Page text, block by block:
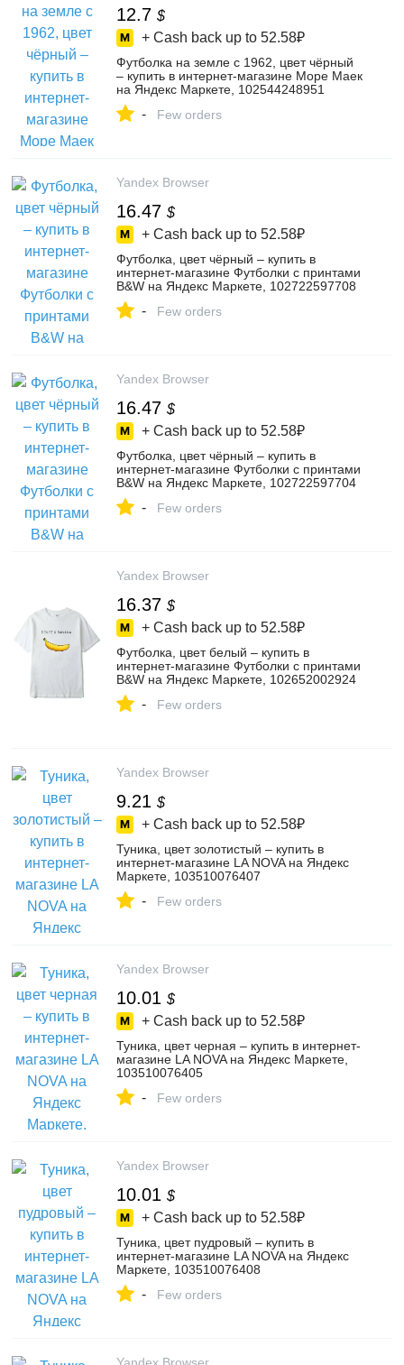
12.7 $
+ Cash back up to 52.58₽
Футболка на земле с 1962, цвет чёрный
– купить в интернет-магазине Море Маек
на Яндекс Маркете, 102544248951
- Few orders
Yandex Browser
16.47 $
+ Cash back up to 52.58₽
Футболка, цвет чёрный – купить в
интернет-магазине Футболки с принтами
B&W на Яндекс Маркете, 102722597708
- Few orders
Yandex Browser
16.47 $
+ Cash back up to 52.58₽
Футболка, цвет чёрный – купить в
интернет-магазине Футболки с принтами
B&W на Яндекс Маркете, 102722597704
- Few orders
Yandex Browser
16.37 $
+ Cash back up to 52.58₽
Футболка, цвет белый – купить в
интернет-магазине Футболки с принтами
B&W на Яндекс Маркете, 102652002924
- Few orders
Yandex Browser
9.21 $
+ Cash back up to 52.58₽
Туника, цвет золотистый – купить в
интернет-магазине LA NOVA на Яндекс
Маркете, 103510076407
- Few orders
Yandex Browser
10.01 $
+ Cash back up to 52.58₽
Туника, цвет черная – купить в интернет-
магазине LA NOVA на Яндекс Маркете,
103510076405
- Few orders
Yandex Browser
10.01 $
+ Cash back up to 52.58₽
Туника, цвет пудровый – купить в
интернет-магазине LA NOVA на Яндекс
Маркете, 103510076408
- Few orders